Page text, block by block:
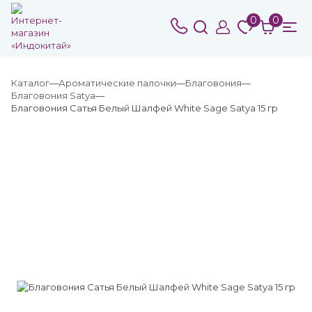
0 0
Каталог Ароматические палочки
Благовония
Благовония Satya
Благовония Сатья Белый Шалфей White Sage Satya 15 гр